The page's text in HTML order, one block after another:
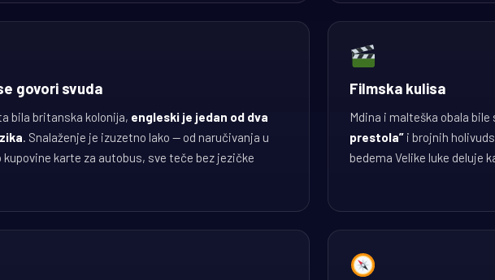
govori svuda
bila britanska kolonija, engleski je jedan od dva
. Snalaženje je izuzetno lako — od naručivanja u
karte za autobus, sve teče bez jezičke
Filmska kulisa
Mdina i malteška obala
prestola” i brojnih
bedema Velike luke deluje